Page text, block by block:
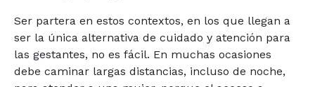
Ser partera en estos contextos, en los que llegan a
ser la única alternativa de cuidado y atención para
las gestantes, no es fácil. En muchas ocasiones
debe caminar largas distancias, incluso de noche,